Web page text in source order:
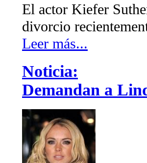
El actor Kiefer
divorcio
Leer más...
Noticia:
Demandan a